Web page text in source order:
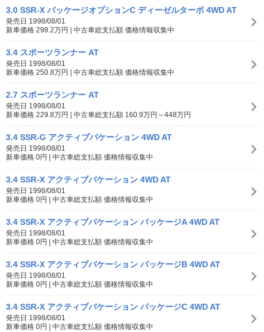
3.0 SSR-X パッケージオプションC ディーゼルターボ 4WD AT
発売日 1998/08/01
新車価格 298.2万円 | 中古車総支払額 価格情報収集中
3.4 スポーツランナー AT
発売日 1998/08/01
新車価格 250.8万円 | 中古車総支払額 価格情報収集中
2.7 スポーツランナー AT
発売日 1998/08/01
新車価格 229.8万円 | 中古車総支払額 160.9万円～448万円
3.4 SSR-G アクティブバケーション 4WD AT
発売日 1998/08/01
新車価格 0円 | 中古車総支払額 価格情報収集中
3.4 SSR-X アクティブバケーション 4WD AT
発売日 1998/08/01
新車価格 0円 | 中古車総支払額 価格情報収集中
3.4 SSR-X アクティブバケーション パッケージA 4WD AT
発売日 1998/08/01
新車価格 0円 | 中古車総支払額 価格情報収集中
3.4 SSR-X アクティブバケーション パッケージB 4WD AT
発売日 1998/08/01
新車価格 0円 | 中古車総支払額 価格情報収集中
3.4 SSR-X アクティブバケーション パッケージC 4WD AT
発売日 1998/08/01
新車価格 0円 | 中古車総支払額 価格情報収集中